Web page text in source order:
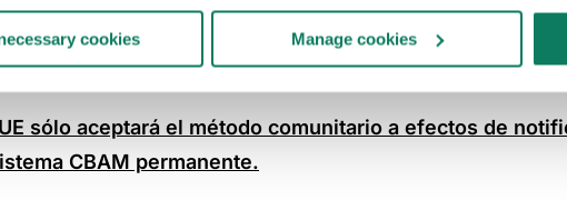
cookies Manage cookies
llenen el mercado de la UE, reducir las emisiones en
industrial más limpia en todo el mundo.
sólo aceptará el método comunitario a efectos de
CBAM permanente.